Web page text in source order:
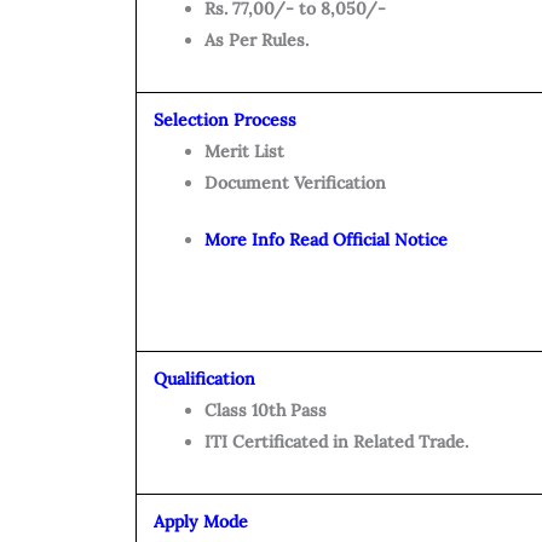
Rs. 77,00/- to 8,050/-
As Per Rules.
Selection Process
Merit List
Document Verification
More Info Read Official Notice
Qualification
Class 10th Pass
ITI Certificated in Related Trade.
Apply Mode